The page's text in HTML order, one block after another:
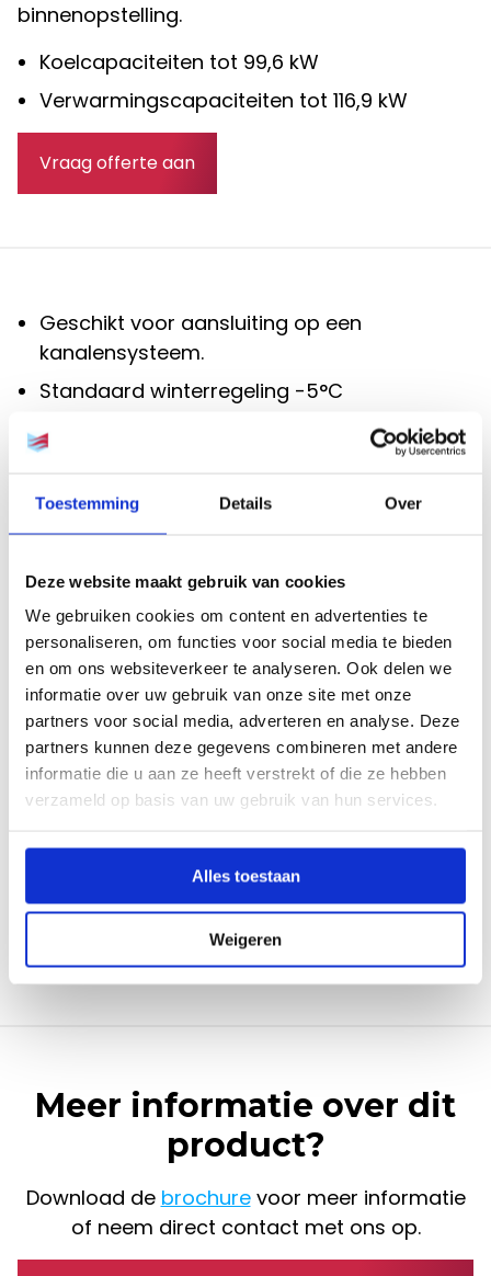
Toestemming Details Over
Deze website maakt gebruik van cookies
We gebruiken cookies om content en advertenties te
personaliseren, om functies voor social media te bieden
en om ons websiteverkeer te analyseren. Ook delen we
informatie over uw gebruik van onze site met onze
partners voor social media, adverteren en analyse. Deze
partners kunnen deze gegevens combineren met andere
informatie die u aan ze heeft verstrekt of die ze hebben
verzameld op basis van uw gebruik van hun services.
Alles toestaan
Weigeren
binnenopstelling.
Koelcapaciteiten tot 99,6 kW
Verwarmingscapaciteiten tot 116,9 kW
Vraag offerte aan
Geschikt voor aansluiting op een
kanalensysteem.
Standaard winterregeling -5°C
De MIRAC wordt geleverd inclusief
montage- en bedieningsvoorschriften.
Alle machines zijn getest op de goede
werking in onze fabriek voor de units
De Mirac series worden geleverd compleet
met:
centrifugaal
ventilatoren
scrollcompressoren
hoge- en lagedrukbeveiligingen
filterdroger
veiligheidsventiel
schakel
regelpaneel
Meer informatie over dit
product?
Download de brochurevoor meer informatie
of neem direct contact met ons op.